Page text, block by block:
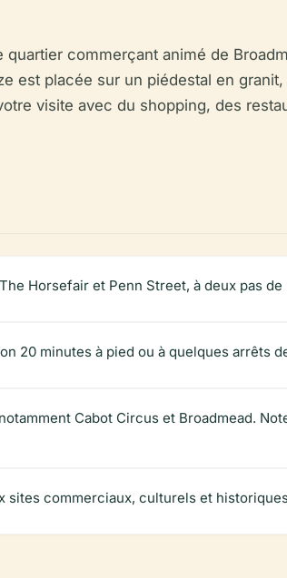
commerçant animé de
est placée sur un piédestal en
visite avec du shopping, des
Horsefair et Penn Street, à deux pas de
20 minutes à pied ou à quelques arrêts
Cabot Circus et Broadmead.
sites commerciaux, culturels et